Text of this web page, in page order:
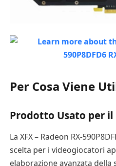
Per Cosa Viene
Prodotto Usato per il
La XFX – Radeon RX-
scelta per i videogiocatori
elaborazione avanzata